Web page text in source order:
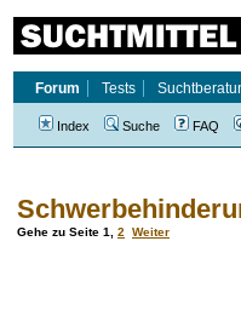
Gehe zu Seite 1 2 Weiter
Forum
Tests
Index Suche FAQ